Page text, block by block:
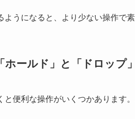
ようになると、より少ない操作で
ールド」と「ドロップ」
と便利な操作がいくつかあります